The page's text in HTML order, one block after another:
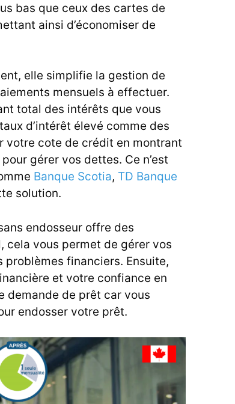
bas que ceux des cartes de
ainsi d’économiser de
elle simplifie la gestion de
mensuels à effectuer.
total des intérêts que vous
d’intérêt élevé comme des
votre cote de crédit en montrant
gérer vos dettes. Ce n’est
Banque Scotia, TD Banque
solution.
endosseur offre des
cela vous permet de gérer vos
financiers. Ensuite,
et votre confiance en
demande de prêt car vous
endosser votre prêt.